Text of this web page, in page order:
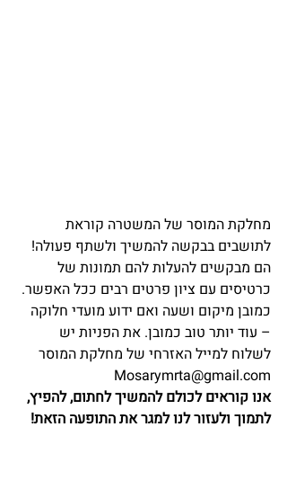
מחלקת המוסר של המשטרה קוראת
לתושבים בבקשה להמשיך ולשתף פעולה!
הם מבקשים להעלות להם תמונות של
כרטיסים עם ציון פרטים רבים ככל האפשר.
כמובן מיקום ושעה ואם ידוע מועדי חלוקה
– עוד יותר טוב כמובן. את הפניות יש
לשלוח למייל האזרחי של מחלקת המוסר
Mosarymrta@gmail.com
אנו קוראים לכולם להמשיך לחתום, להפיץ,
לתמוך ולעזור לנו למגר את התופעה הזאת!